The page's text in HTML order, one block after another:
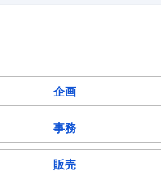
企画
事務
販売